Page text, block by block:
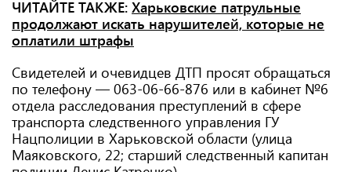
ЧИТАЙТЕ ТАКЖЕ: Харьковские патрульные
продолжают искать нарушителей, которые не
оплатили штрафы
Свидетелей и очевидцев ДТП просят обращаться
по телефону — 063-06-66-876 или в кабинет №6
отдела расследования преступлений в сфере
транспорта следственного управления ГУ
Нацполиции в Харьковской области (улица
Маяковского, 22; старший следственный капитан